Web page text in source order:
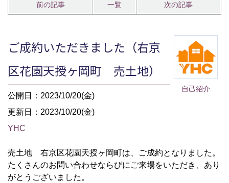
前の記事 一覧 次の記事
自己紹介
ご成約いただきました（右京
区花園天授ヶ岡町 売土地）
公開日：2023/10/20(金)
更新日：2023/10/20(金)
YHC
売土地 右京区花園天授ヶ岡町は、ご成約となりました。
たくさんのお問い合わせならびにご来場をいただき、あり
がとうございました。